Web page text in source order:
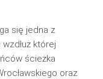
się jedna z
której
ścieżka
oraz